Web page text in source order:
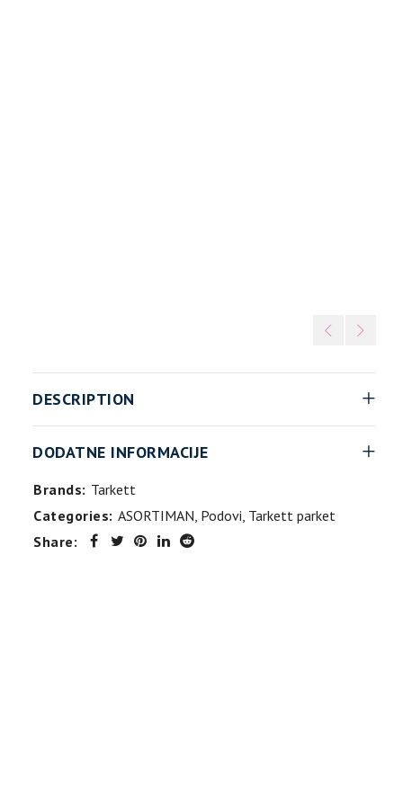
DESCRIPTION
DODATNE INFORMACIJE
Brands: Tarkett
Categories: ASORTIMAN, Podovi, Tarkett parket
Share: